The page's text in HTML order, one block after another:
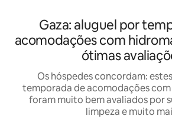
Gaza: aluguel por
acomodações com
ótimas
Os hóspedes concordam:
temporada de acomodações
foram muito bem avaliados por
limpeza e muito